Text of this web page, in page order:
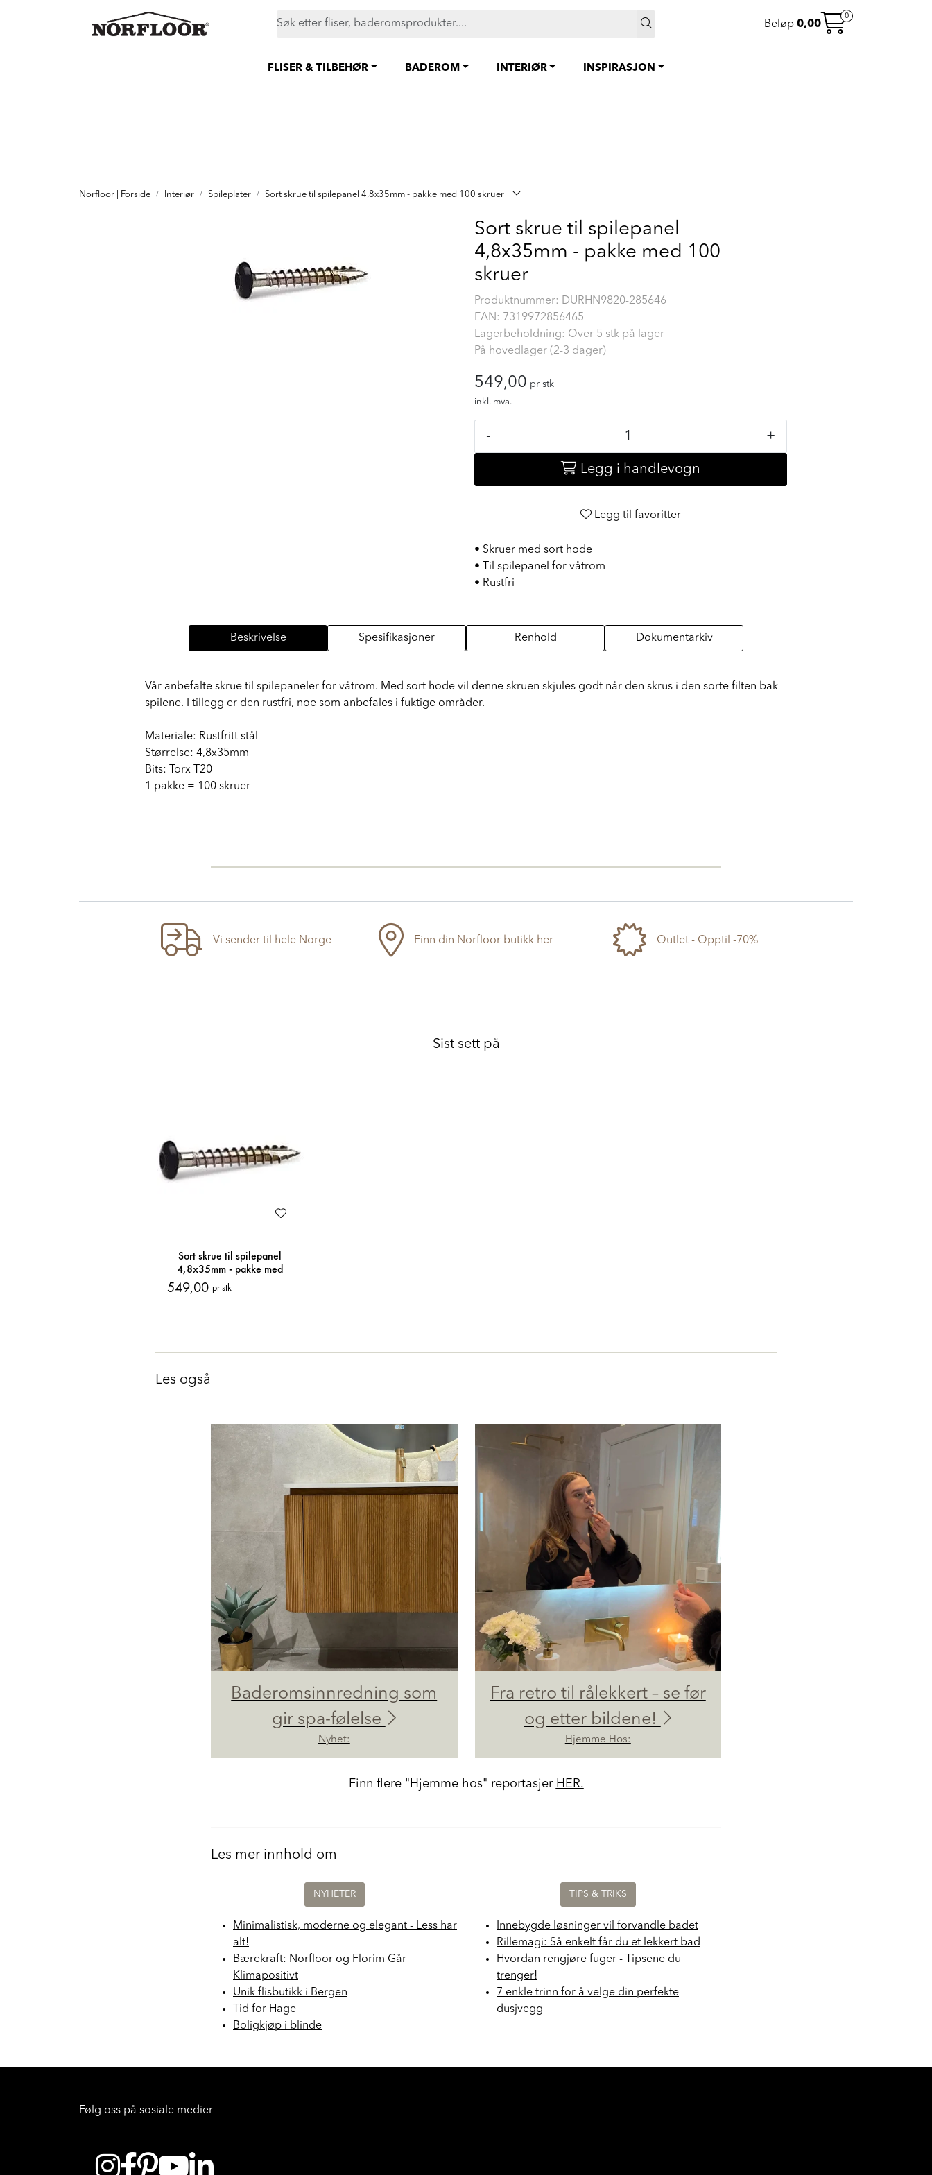
Beløp 0,00
0
FLISER & TILBEHØR BADEROM INTERIØR INSPIRASJON
Norfloor | Forside Interiør Spileplater Sort skrue til spilepanel 4,8x35mm - pakke med 100 skruer
Sort skrue til spilepanel
4,8x35mm - pakke med 100
skruer
Produktnummer: DURHN9820-285646
EAN: 7319972856465
Lagerbeholdning: Over 5 stk på lager
På hovedlager (2-3 dager)
549,00 pr stk
inkl. mva.
- +
Legg i handlevogn
Legg til favoritter
• Skruer med sort hode
• Til spilepanel for våtrom
• Rustfri
Beskrivelse Spesifikasjoner Renhold Dokumentarkiv
Vår anbefalte skrue til spilepaneler for våtrom. Med sort hode vil denne skruen skjules godt når den skrus i den sorte filten bak
spilene. I tillegg er den rustfri, noe som anbefales i fuktige områder.
Materiale: Rustfritt stål
Størrelse: 4,8x35mm
Bits: Torx T20
1 pakke = 100 skruer
Vi sender til hele Norge Finn din Norfloor butikk her Outlet - Opptil -70%
Sist sett på
Sort skrue til spilepanel
4,8x35mm - pakke med
100 skruer
549,00 pr stk
Les også
Baderomsinnredning som
gir spa-følelse
Nyhet:
Fra retro til rålekkert – se før
og etter bildene!
Hjemme Hos:
Finn flere "Hjemme hos" reportasjer HER.
Les mer innhold om
NYHETER
Minimalistisk, moderne og elegant - Less har
alt!
Bærekraft: Norfloor og Florim Går
Klimapositivt
Unik flisbutikk i Bergen
Tid for Hage
Boligkjøp i blinde
TIPS & TRIKS
Innebygde løsninger vil forvandle badet
Rillemagi: Så enkelt får du et lekkert bad
Hvordan rengjøre fuger - Tipsene du
trenger!
7 enkle trinn for å velge din perfekte
dusjvegg
Følg oss på sosiale medier